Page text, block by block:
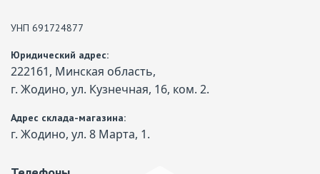
УНП 691724877
Юридический адрес:
222161, Минская область,
г. Жодино, ул. Кузнечная, 16, ком. 2.
Адрес склада-магазина:
г. Жодино, ул. 8 Марта, 1.